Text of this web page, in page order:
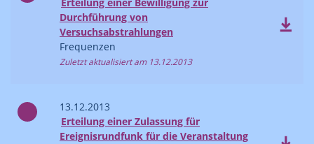
Durchführung von
Versuchsabstrahlungen
Frequenzen
Zuletzt aktualisiert am 13.12.2013
13.12.2013
Erteilung einer Zulassung für
Ereignisrundfunk für die Veranstaltung